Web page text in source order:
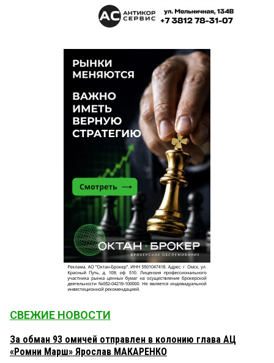
СВЕЖИЕ НОВОСТИ
За обман 93 омичей отправлен в колонию глава АЦ
«Ромни Марш» Ярослав МАКАРЕНКО